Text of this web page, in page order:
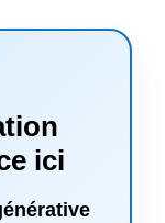
ici